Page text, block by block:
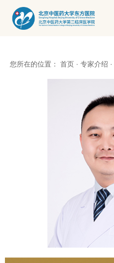
您所在的位置： 首页 · 专家介绍 ·